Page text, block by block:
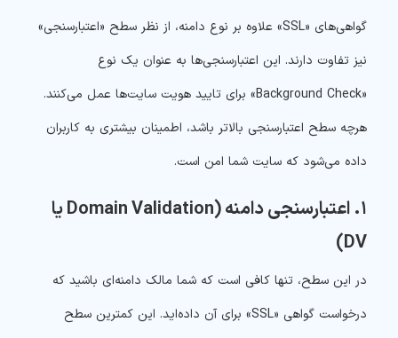
گواهی‌های «SSL» علاوه بر نوع دامنه، از نظر سطح «اعتبارسنجی»
نیز تفاوت دارند. این اعتبارسنجی‌ها به عنوان یک نوع
«Background Check» برای تایید هویت سایت‌ها عمل می‌کنند.
هرچه سطح اعتبارسنجی بالاتر باشد، اطمینان بیشتری به کاربران
داده می‌شود که سایت شما امن است.
۱. اعتبارسنجی دامنه (Domain Validation یا
DV)
در این سطح، تنها کافی است که شما مالک دامنه‌ای باشید که
درخواست گواهی «SSL» برای آن داده‌اید. این کمترین سطح